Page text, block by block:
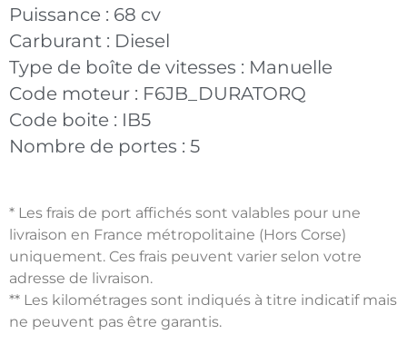
Puissance : 68 cv
Carburant : Diesel
Type de boîte de vitesses : Manuelle
Code moteur : F6JB_DURATORQ
Code boite : IB5
Nombre de portes : 5
* Les frais de port affichés sont valables pour une
livraison en France métropolitaine (Hors Corse)
uniquement. Ces frais peuvent varier selon votre
adresse de livraison.
** Les kilométrages sont indiqués à titre indicatif mais
ne peuvent pas être garantis.